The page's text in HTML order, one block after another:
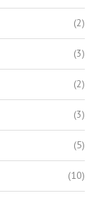
(2)
(3)
(2)
(3)
(5)
(10)